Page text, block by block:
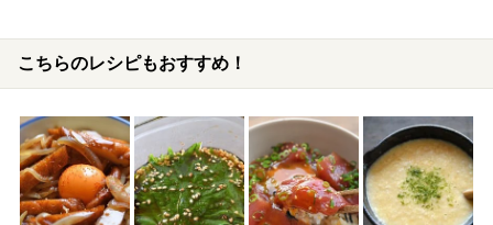
こちらのレシピもおすすめ！